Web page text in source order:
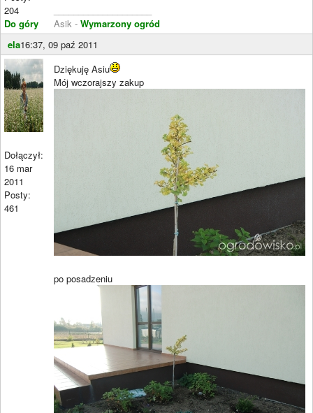
204
Do góry
Asik - Wymarzony ogród
ela16:37, 09 paź 2011
Dołączył:
16 mar
2011
Posty:
461
Dziękuję Asiu
Mój wczorajszy zakup
po posadzeniu